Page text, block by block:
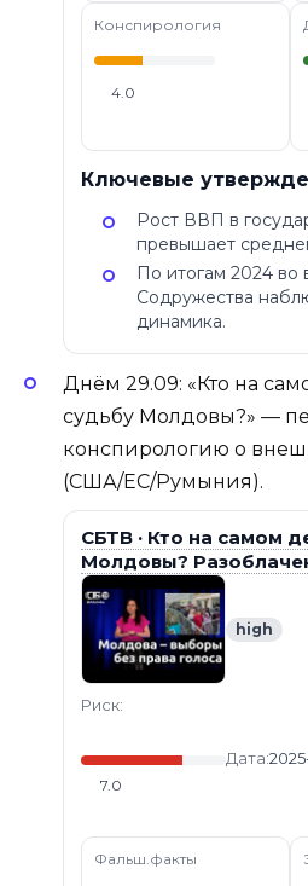
Конспирология
4.0
Ключевые
Рост ВВП в
превышает
По итогам 2024 во
Содружества
динамика.
Днём 29.09: «Кто на
судьбу Молдовы?» —
конспирологию о
(США/ЕС/Румыния).
СБТВ · Кто на самом
Молдовы?
high
Риск:
7.0
Дата:
Фальш.факты